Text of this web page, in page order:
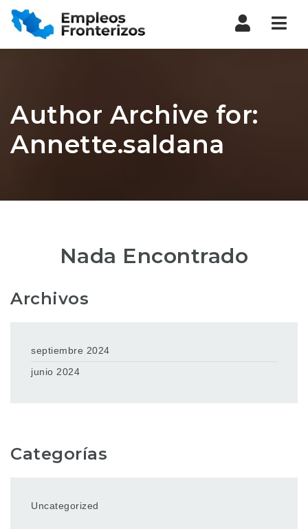
Author Archive for:
Annette.saldana
Nada Encontrado
Archivos
septiembre 2024
junio 2024
Categorías
Uncategorized